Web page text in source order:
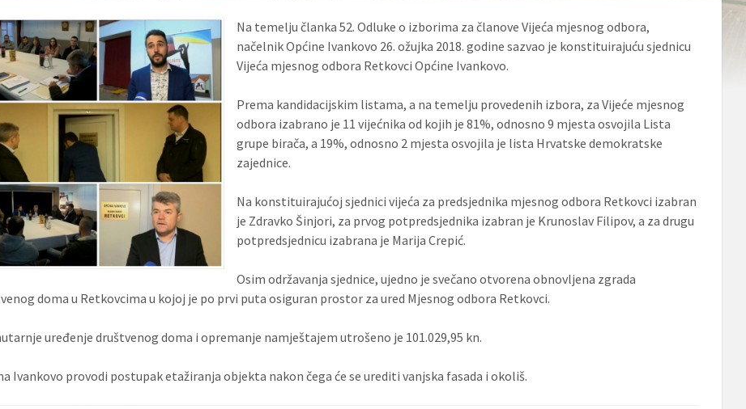
Na temelju članka 52. Odluke o izborima za članove Vijeća mjesnog odbora,
načelnik Općine Ivankovo 26. ožujka 2018. godine sazvao je konstituirajuću sjednicu
Vijeća mjesnog odbora Retkovci Općine Ivankovo.
Prema kandidacijskim listama, a na temelju provedenih izbora, za Vijeće mjesnog
odbora izabrano je 11 vijećnika od kojih je 81%, odnosno 9 mjesta osvojila Lista
grupe birača, a 19%, odnosno 2 mjesta osvojila je lista Hrvatske demokratske
zajednice.
Na konstituirajućoj sjednici vijeća za predsjednika mjesnog odbora Retkovci izabran
je Zdravko Šinjori, za prvog potpredsjednika izabran je Krunoslav Filipov, a za drugu
potpredsjednicu izabrana je Marija Crepić.
Osim održavanja sjednice, ujedno je svečano otvorena obnovljena zgrada
doma u Retkovcima u kojoj je po prvi puta osiguran prostor za ured Mjesnog odbora Retkovci.
uređenje društvenog doma i opremanje namještajem utrošeno je 101.029,95 kn.
Ivankovo provodi postupak etažiranja objekta nakon čega će se urediti vanjska fasada i okoliš.